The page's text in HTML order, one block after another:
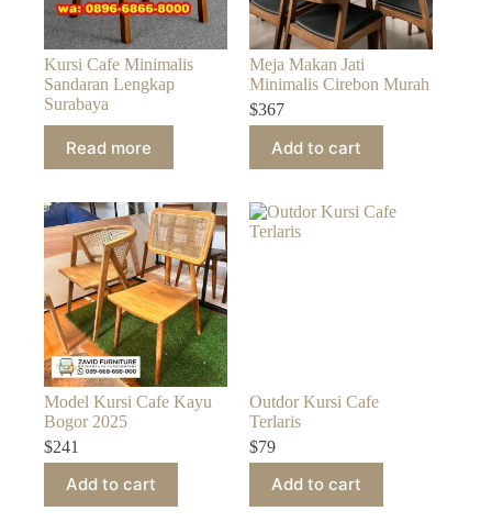
Kursi Cafe Minimalis
Sandaran Lengkap
Surabaya
Read more
Meja Makan Jati
Minimalis Cirebon Murah
$367
Add to cart
Model Kursi Cafe Kayu
Bogor 2025
$241
Add to cart
Outdor Kursi Cafe
Terlaris
$79
Add to cart